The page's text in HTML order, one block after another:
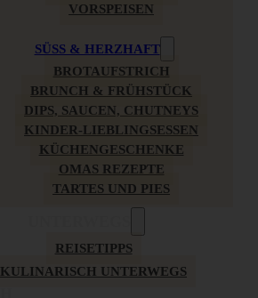
VORSPEISEN
SÜSS & HERZHAFT
BROTAUFSTRICH
BRUNCH & FRÜHSTÜCK
DIPS, SAUCEN, CHUTNEYS
KINDER-LIEBLINGSESSEN
KÜCHENGESCHENKE
OMAS REZEPTE
TARTES UND PIES
REISETIPPS
KULINARISCH UNTERWEGS